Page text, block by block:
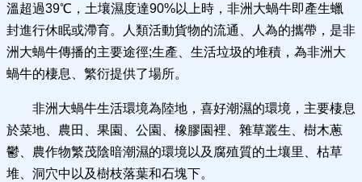
溫超過39℃，土壤濕度達90%以上時，非洲大蝸牛即產生蠟
封進行休眠或滯育。人類活動貨物的流通、人為的攜帶，是非
洲大蝸牛傳播的主要途徑;生產、生活垃圾的堆積，為非洲大
蝸牛的棲息、繁衍提供了場所。
非洲大蝸牛生活環境為陸地，喜好潮濕的環境，主要棲息
於菜地、農田、果園、公園、橡膠園裡、雜草叢生、樹木蔥
鬱、農作物繁茂陰暗潮濕的環境以及腐殖質的土壤里、枯草
堆、洞穴中以及樹枝落葉和石塊下。